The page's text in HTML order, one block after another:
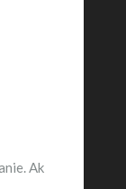
Ak